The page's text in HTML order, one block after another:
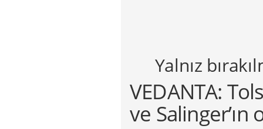
Yalnız
VEDANTA:
ve Salinger’ın